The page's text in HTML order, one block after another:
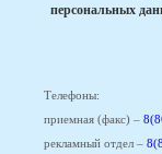
персональных
Телефоны:
приемная (факс) –
рекламный отдел –